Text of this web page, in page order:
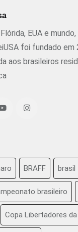
EUA e
foi fundado em
aos brasileiros
BRAFF brasil
brasileiro
Copa Libertadores